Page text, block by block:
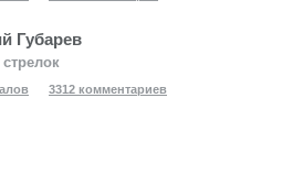
Губарев
3312 комментариев